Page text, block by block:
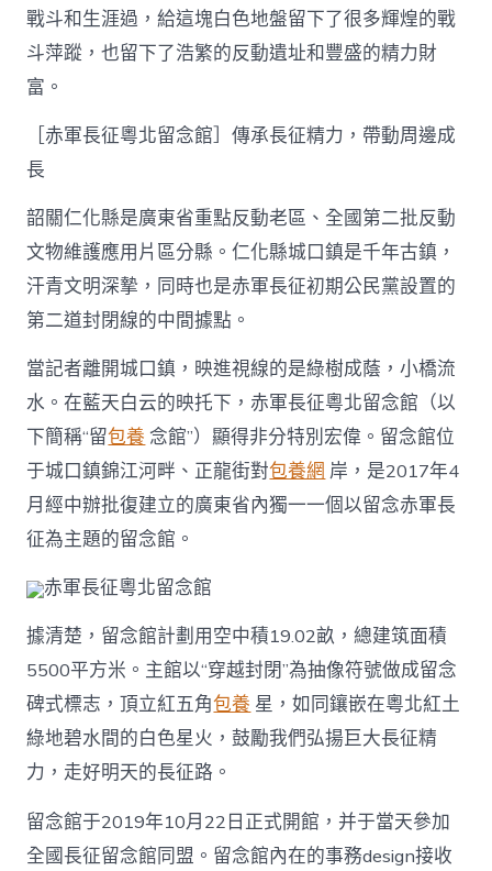
戰斗和生涯過，給這塊白色地盤留下了很多輝煌的戰
斗萍蹤，也留下了浩繁的反動遺址和豐盛的精力財
富。
［赤軍長征粵北留念館］傳承長征精力，帶動周邊成
長
韶關仁化縣是廣東省重點反動老區、全國第二批反動
文物維護應用片區分縣。仁化縣城口鎮是千年古鎮，
汗青文明深摯，同時也是赤軍長征初期公民黨設置的
第二道封閉線的中間據點。
當記者離開城口鎮，映進視線的是綠樹成蔭，小橋流
水。在藍天白云的映托下，赤軍長征粵北留念館（以
下簡稱“留包養 念館”）顯得非分特別宏偉。留念館位
于城口鎮錦江河畔、正龍街對包養網 岸，是2017年4
月經中辦批復建立的廣東省內獨一一個以留念赤軍長
征為主題的留念館。
赤軍長征粵北留念館
據清楚，留念館計劃用空中積19.02畝，總建筑面積
5500平方米。主館以“穿越封閉”為抽像符號做成留念
碑式標志，頂立紅五角包養 星，如同鑲嵌在粵北紅土
綠地碧水間的白色星火，鼓勵我們弘揚巨大長征精
力，走好明天的長征路。
留念館于2019年10月22日正式開館，并于當天參加
全國長征留念館同盟。留念館內在的事務design接收